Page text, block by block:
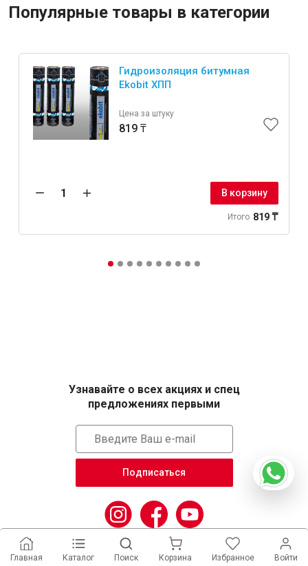
Популярные товары в категории
Гидроизоляция битумная
Ekobit ХПП
Цена за штуку
819 ₸
В корзину
Итого 819 ₸
Узнавайте о всех акциях и спец
предложениях первыми
Подписаться
Главная Каталог Поиск Корзина Избранное Войти